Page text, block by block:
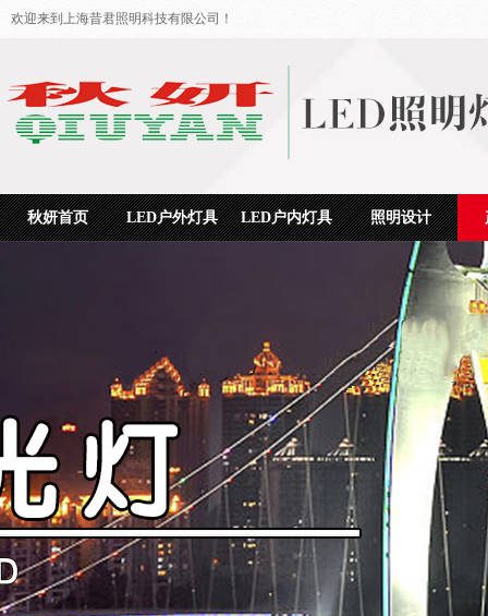
欢迎来到上海昔君照明科技有限公司！
秋妍首页 LED户外灯具 LED户内灯具 照明设计